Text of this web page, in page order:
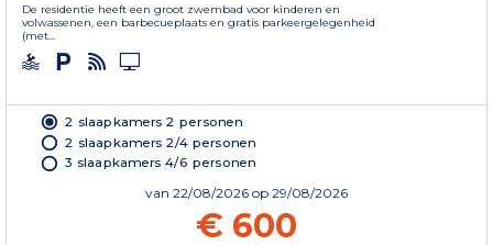
De residentie heeft een groot zwembad voor kinderen en
volwassenen, een barbecueplaats en gratis parkeergelegenheid
(met...
2 slaapkamers 2 personen
2 slaapkamers 2/4 personen
3 slaapkamers 4/6 personen
van 22/08/2026 op 29/08/2026
€ 600